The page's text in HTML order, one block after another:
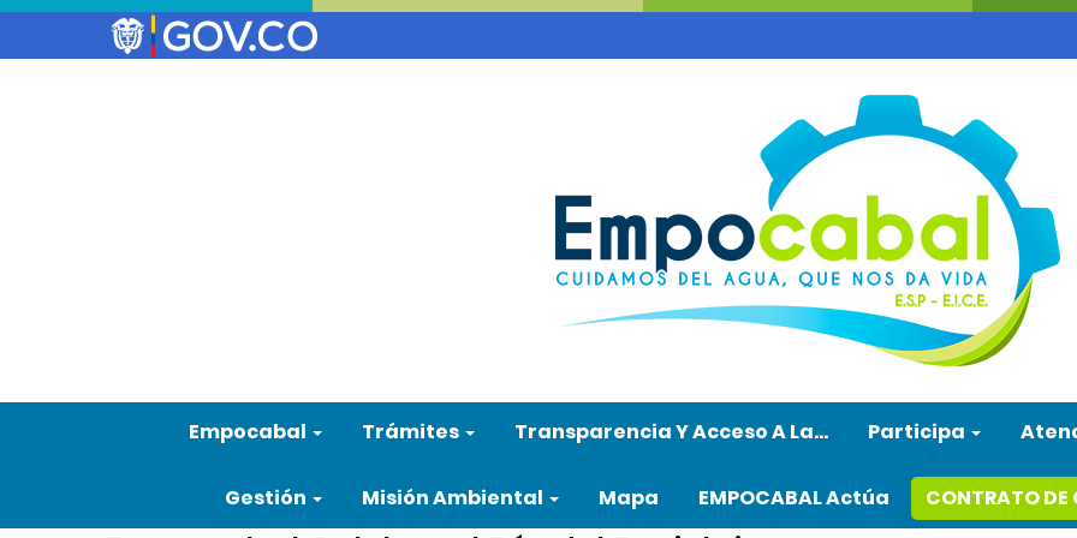
Empocabal Trámites Transparencia Y Acceso A La… Participa
Gestión Misión Ambiental Mapa EMPOCABAL Actúa CONTRATO DE